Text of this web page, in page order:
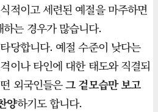
적이고 세련된 예절을 마주하면
는 경우가 많습니다.
당합니다. 예절 수준이 낮다는
이나 타인에 대한 태도와 직결되
외국인들은그 겉모습만 보고
양하기도 합니다.